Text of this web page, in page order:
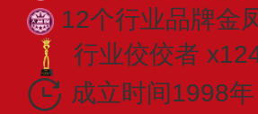
12个行业品牌金
行业佼佼者
成立时间1998年